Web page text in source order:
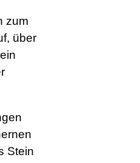
zum
über
Stein